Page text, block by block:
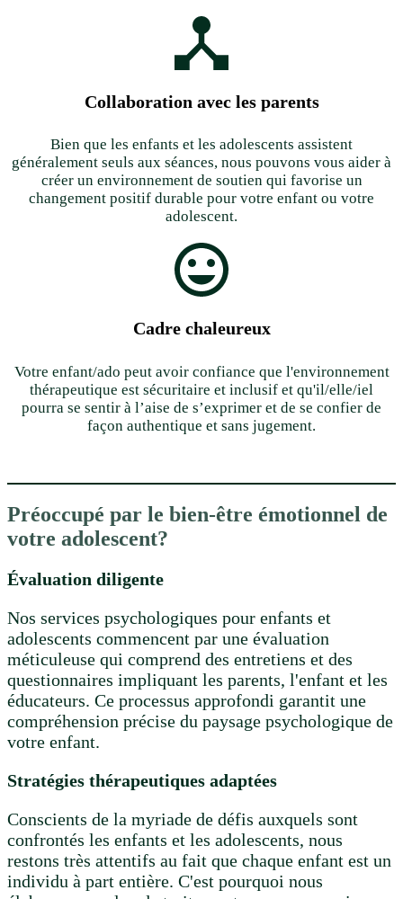
Collaboration avec les parents
Bien que les enfants et les adolescents assistent
généralement seuls aux séances, nous pouvons vous aider à
créer un environnement de soutien qui favorise un
changement positif durable pour votre enfant ou votre
adolescent.
Cadre chaleureux
Votre enfant/ado peut avoir confiance que l'environnement
thérapeutique est sécuritaire et inclusif et qu'il/elle/iel
pourra se sentir à l’aise de s’exprimer et de se confier de
façon authentique et sans jugement.
Préoccupé par le bien-être émotionnel de
votre adolescent?
Évaluation diligente
Nos services psychologiques pour enfants et
adolescents commencent par une évaluation
méticuleuse qui comprend des entretiens et des
questionnaires impliquant les parents, l'enfant et les
éducateurs. Ce processus approfondi garantit une
compréhension précise du paysage psychologique de
votre enfant.
Stratégies thérapeutiques adaptées
Conscients de la myriade de défis auxquels sont
confrontés les enfants et les adolescents, nous
restons très attentifs au fait que chaque enfant est un
individu à part entière. C'est pourquoi nous